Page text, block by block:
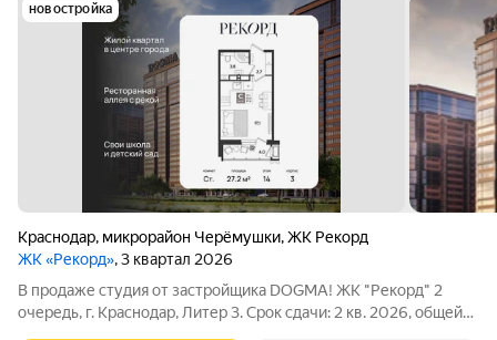
новостройка
Краснодар, микрорайон Черёмушки,ЖК Рекорд
ЖК «Рекорд», 3 квартал 2026
В продаже студия от застройщика DOGMA! ЖК "Рекорд" 2
очередь, г. Краснодар, Литер 3. Срок сдачи: 2 кв. 2026, общей